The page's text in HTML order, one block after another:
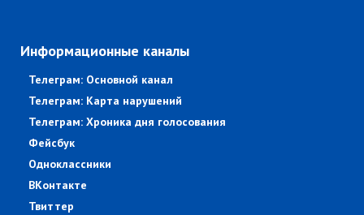
Информационные каналы
Телеграм: Основной канал
Телеграм: Карта нарушений
Телеграм: Хроника дня голосования
Фейсбук
Одноклассники
ВКонтакте
Твиттер